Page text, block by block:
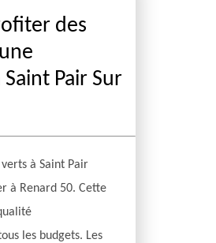
des
Pair Sur
à Saint Pair
à Renard 50. Cette
les budgets. Les